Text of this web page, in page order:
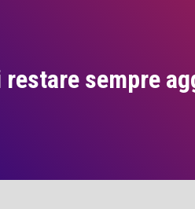
restare sempre